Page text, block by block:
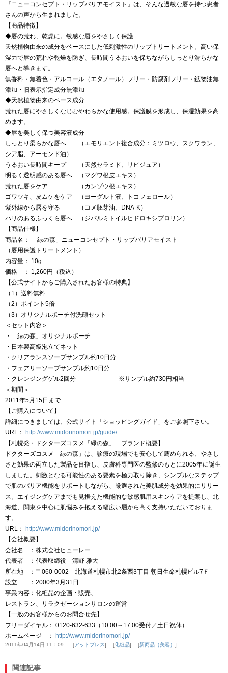
『ニューコンセプト・リップバリアモイスト』は、そんな過敏な唇を持つ患者
さんの声から生まれました。
【商品特徴】
◆唇の荒れ、乾燥に。敏感な唇をやさしく保護
天然植物由来の成分をベースにした低刺激性のリップトリートメント。高い保
湿力で唇の荒れや乾燥を防ぎ、長時間うるおいを保ちながらしっとり滑らかな
唇へと導きます。
無香料・無着色・アルコール（エタノール）フリー・防腐剤フリー・鉱物油無
添加・旧表示指定成分無添加
◆天然植物由来のベース成分
荒れた唇にやさしくなじむやわらかな使用感。保護膜を形成し、保湿効果を高
めます。
◆唇を美しく保つ美容液成分
しっとり柔らかな唇へ （エモリエント複合成分：ミツロウ、スクワラン、
シア脂、アーモンド油）
うるおい長時間キープ （天然セラミド、リピジュア）
明るく透明感のある唇へ （マグワ根皮エキス）
荒れた唇をケア （カンゾウ根エキス）
ゴワツキ、皮ムケをケア （ヨーグルト液、トコフェロール）
紫外線から唇を守る （コメ胚芽油、DNA-K）
ハリのあるふっくら唇へ （ジパルミトイルヒドロキシプロリン）
【商品仕様】
商品名： 「緑の森」ニューコンセプト・リップバリアモイスト
（唇用保護トリートメント）
内容量： 10g
価格 ： 1,260円（税込）
【公式サイトからご購入されたお客様の特典】
（1）送料無料
（2）ポイント5倍
（3）オリジナルポーチ付洗顔セット
＜セット内容＞
・「緑の森」オリジナルポーチ
・日本製高級泡立てネット
・クリアランスソープサンプル約10日分
・フェアリーソープサンプル約10日分
・クレンジングゲル2回分 ※サンプル約730円相当
＜期間＞
2011年5月15日まで
【ご購入について】
詳細につきましては、公式サイト「ショッピングガイド」をご参照下さい。
URL：
http://www.midorinomori.jp/guide/
【札幌発・ドクターズコスメ「緑の森」 ブランド概要】
ドクターズコスメ「緑の森」は、診療の現場でも安心して薦められる、やさし
さと効果の両立した製品を目指し、皮膚科専門医の監修のもとに2005年に誕生
しました。刺激となる可能性のある要素を極力取り除き、シンプルなステップ
で肌のバリア機能をサポートしながら、厳選された美肌成分を効果的にリリー
ス。エイジングケアまでも見据えた機能的な敏感肌用スキンケアを提案し、北
海道、関東を中心に肌悩みを抱える幅広い層から高く支持いただいておりま
す。
URL：
http://www.midorinomori.jp/
【会社概要】
会社名 ：株式会社ヒューレー
代表者 ：代表取締役 清野 雅大
所在地 ：〒060-0002 北海道札幌市北2条西3丁目 朝日生命札幌ビル7Ｆ
設立 ：2000年3月31日
事業内容：化粧品の企画・販売、
レストラン、リラクゼーションサロンの運営
【一般のお客様からのお問合せ先】
フリーダイヤル： 0120-632-633（10:00～17:00受付／土日祝休）
ホームページ ：
http://www.midorinomori.jp/
2011年04月14日 11：09 アットプレス 化粧品 新商品（美容）
関連記事